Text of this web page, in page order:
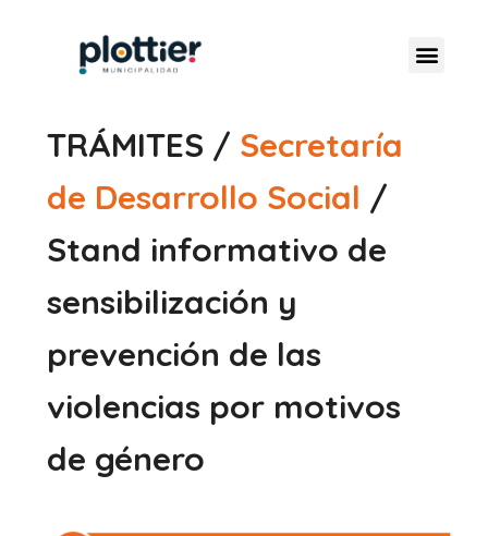
TRÁMITES / Secretaría
de Desarrollo Social /
Stand informativo de
sensibilización y
prevención de las
violencias por motivos
de género